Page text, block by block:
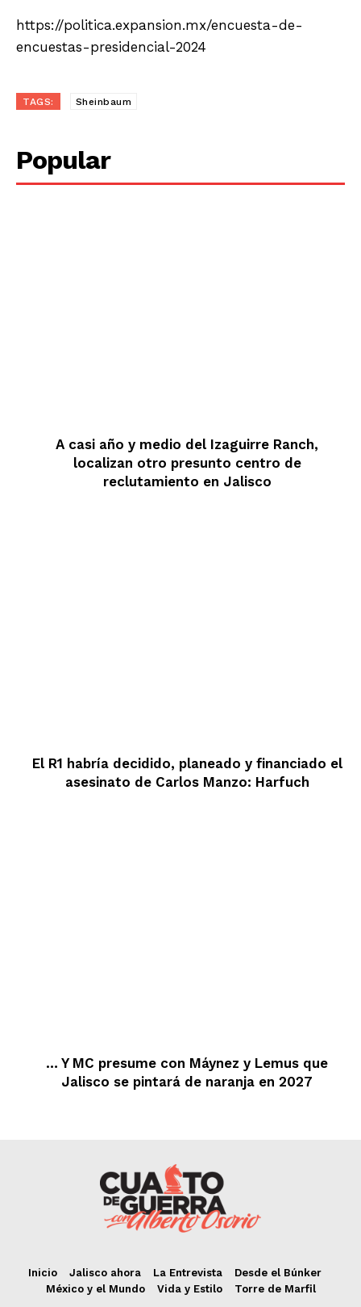
https://politica.expansion.mx/encuesta-de-
encuestas-presidencial-2024
TAGS: Sheinbaum
Popular
A casi año y medio del Izaguirre Ranch,
localizan otro presunto centro de
reclutamiento en Jalisco
El R1 habría decidido, planeado y financiado el
asesinato de Carlos Manzo: Harfuch
… Y MC presume con Máynez y Lemus que
Jalisco se pintará de naranja en 2027
Inicio Jalisco ahora La Entrevista
Desde el Búnker
México y el Mundo
Vida y Estilo Torre de Marfil